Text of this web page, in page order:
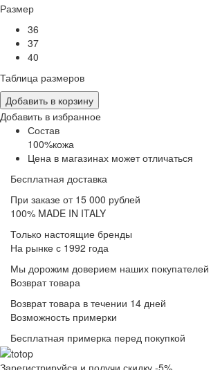
Размер
36
37
40
Таблица размеров
Добавить в корзину
Добавить в избранное
Состав
100%кожа
Цена в магазинах может отличаться
Бесплатная доставка
При заказе от 15 000 рублей
100% MADE IN ITALY
Только настоящие бренды
На рынке с 1992 года
Мы дорожим доверием наших покупателей
Возврат товара
Возврат товара в течении 14 дней
Возможность примерки
Бесплатная примерка перед покупкой
Зарегистрируйся и получи скидку -5%